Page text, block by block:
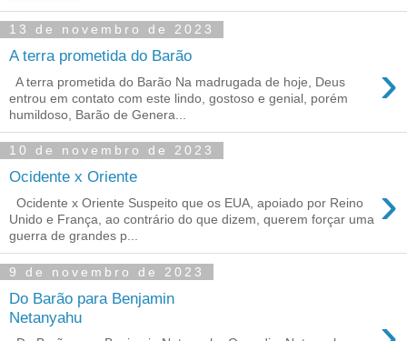
13 de novembro de 2023
A terra prometida do Barão ›
A terra prometida do Barão Na madrugada de hoje, Deus
entrou em contato com este lindo, gostoso e genial, porém
humildoso, Barão de Genera...
10 de novembro de 2023
Ocidente x Oriente ›
Ocidente x Oriente Suspeito que os EUA, apoiado por Reino
Unido e França, ao contrário do que dizem, querem forçar uma
guerra de grandes p...
9 de novembro de 2023
Do Barão para Benjamin
Netanyahu